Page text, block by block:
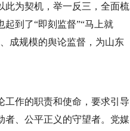
此为契机，举一反三，全面梳
到了“即刻监督”“马上就
成规模的舆论监督，为山东
工作的职责和使命，要求引导
者、公平正义的守望者。党媒